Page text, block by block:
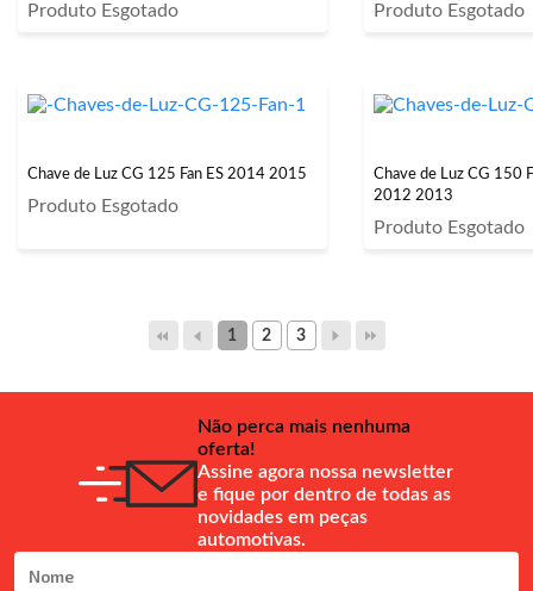
Produto Esgotado Produto Esgotado
Chave de Luz CG 125 Fan ES 2014 2015
Produto Esgotado
Chave de Luz CG 150
2012 2013
Produto Esgotado
1 2 3
Não perca mais nenhuma
oferta!
Assine agora nossa newsletter
e fique por dentro de todas as
novidades em peças
automotivas.